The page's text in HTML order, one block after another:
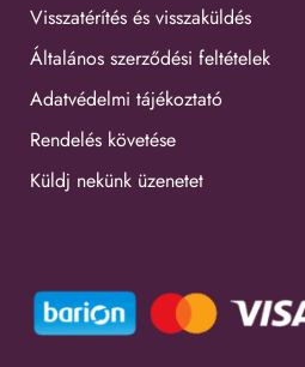
Visszatérítés és visszaküldés
Általános szerződési feltételek
Adatvédelmi tájékoztató
Rendelés követése
Küldj nekünk üzenetet